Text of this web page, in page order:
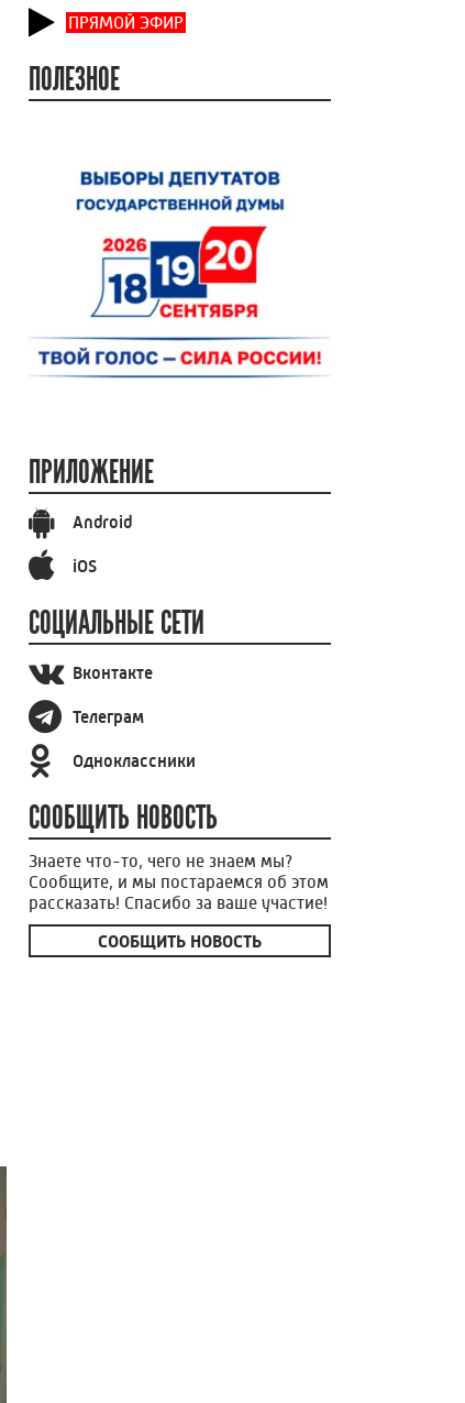
ПРЯМОЙ ЭФИР
ПОЛЕЗНОЕ
ПРИЛОЖЕНИЕ
Android
iOS
СОЦИАЛЬНЫЕ СЕТИ
Вконтакте
Телеграм
Одноклассники
СООБЩИТЬ НОВОСТЬ
Знаете что-то, чего не знаем мы?
Сообщите, и мы постараемся об этом
рассказать! Спасибо за ваше участие!
СООБЩИТЬ НОВОСТЬ